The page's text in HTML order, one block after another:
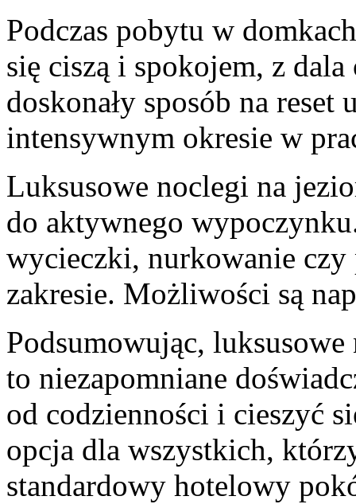
Podczas​ pobytu w
się ​ciszą i spokojem, z
doskonały sposób ‍na reset
intensywnym okresie w
Luksusowe noclegi ‌na
⁣do aktywnego
wycieczki, nurkowanie czy
zakresie. Możliwości‍ są⁢
Podsumowując,
to niezapomniane
od codzienności i ⁢cieszyć
opcja dla wszystkich,‍
standardowy hotelowy